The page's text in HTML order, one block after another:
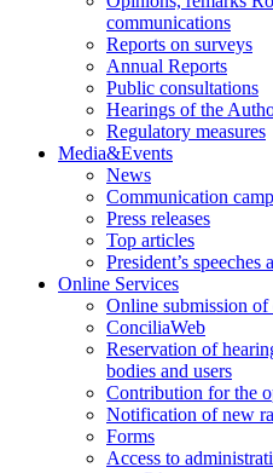
communications
Reports on surveys
Annual Reports
Public consultations
Hearings of the
Regulatory measures
Media&Events
News
Communication
Press releases
Top articles
President’s speeches
Online Services
Online submission
ConciliaWeb
Reservation of
bodies and users
Contribution for the
Notification of new
Forms
Access to